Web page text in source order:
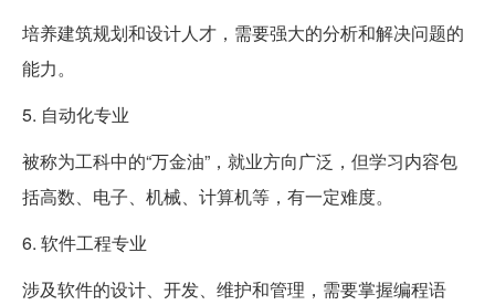
培养建筑规划和设计人才，需要强大的分析和解决问题的
能力。
5. 自动化专业
被称为工科中的“万金油”，就业方向广泛，但学习内容包
括高数、电子、机械、计算机等，有一定难度。
6. 软件工程专业
涉及软件的设计、开发、维护和管理，需要掌握编程语